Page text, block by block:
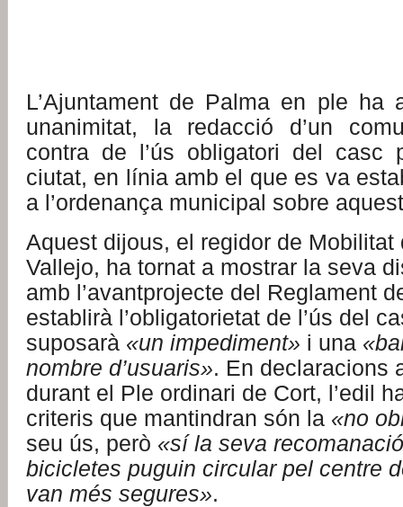
L’Ajuntament de Palma en ple ha
unanimitat, la redacció d’un
contra de l’ús obligatori del casc
ciutat, en línia amb el que es va
a l’ordenança municipal sobre
Aquest dijous, el regidor de Mobilitat
Vallejo, ha tornat a mostrar la seva
amb l’avantprojecte del Reglament
establirà l’obligatorietat de l’ús del
suposarà «un impediment» i una
nombre d’usuaris». En declaracions
durant el Ple ordinari de Cort, l’edil
criteris que mantindran són la «no
seu ús, però «sí la seva
bicicletes puguin circular pel centre
van més segures».